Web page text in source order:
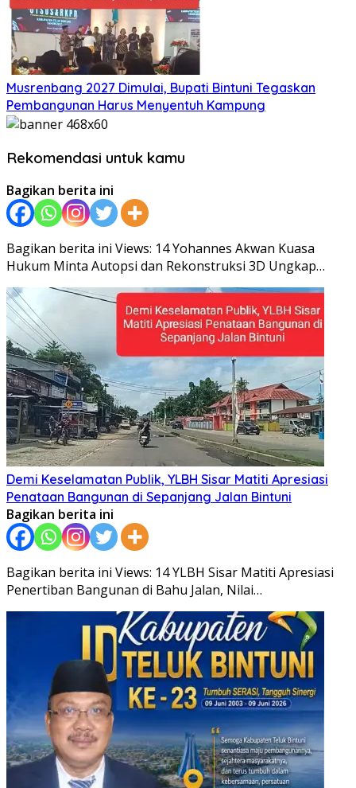
Musrenbang 2027 Dimulai, Bupati Bintuni Tegaskan
Pembangunan Harus Menyentuh Kampung
Rekomendasi untuk kamu
Bagikan berita ini
Bagikan berita ini Views: 14 Yohannes Akwan Kuasa
Hukum Minta Autopsi dan Rekonstruksi 3D Ungkap…
Demi Keselamatan Publik, YLBH Sisar Matiti Apresiasi
Penataan Bangunan di Sepanjang Jalan Bintuni
Bagikan berita ini
Bagikan berita ini Views: 14 YLBH Sisar Matiti Apresiasi
Penertiban Bangunan di Bahu Jalan, Nilai…